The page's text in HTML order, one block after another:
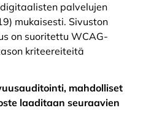
palvelujen
mukaisesti. Sivuston
on suoritettu WCAG-
kriteereiteitä
mahdolliset
laaditaan seuraavien